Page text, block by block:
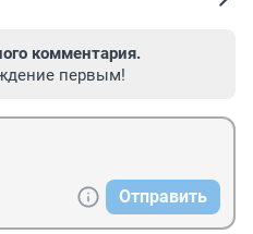
комментария.
первым!
Отправить